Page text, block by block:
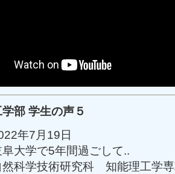
部 学生の声５
年7月19日
大学で5年間過ごして..
然科学技術研究科 知能理工学